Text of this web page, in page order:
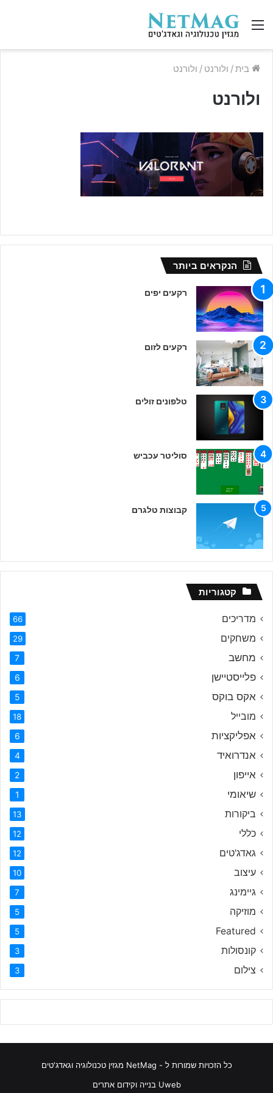
תפריט
בית/ ולורנט / ולורנט
ולורנט
הנקראים ביותר
רקעים יפים
רקעים לזום
טלפונים זולים
סוליטר עכביש
קבוצות טלגרם
קטגוריות
מדריכים 66
משחקים 29
מחשב 7
פלייסטיישן 6
אקס בוקס 5
מובייל 18
אפליקציות 6
אנדרואיד 4
אייפון 2
שיאומי 1
ביקורות 13
כללי 12
גאדג'טים 12
עיצוב 10
גיימינג 7
מוזיקה 5
Featured
5
קונסולות 3
צילום 3
כל הזכויות שמורות ל - NetMag מגזין טכנולוגיה וגאדג'טים
Uweb בנייה וקידום אתרים